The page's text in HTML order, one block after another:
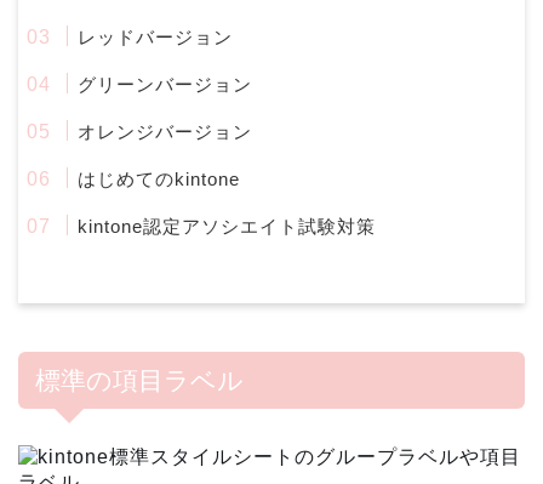
レッドバージョン
グリーンバージョン
オレンジバージョン
はじめてのkintone
kintone認定アソシエイト試験対策
標準の項目ラベル